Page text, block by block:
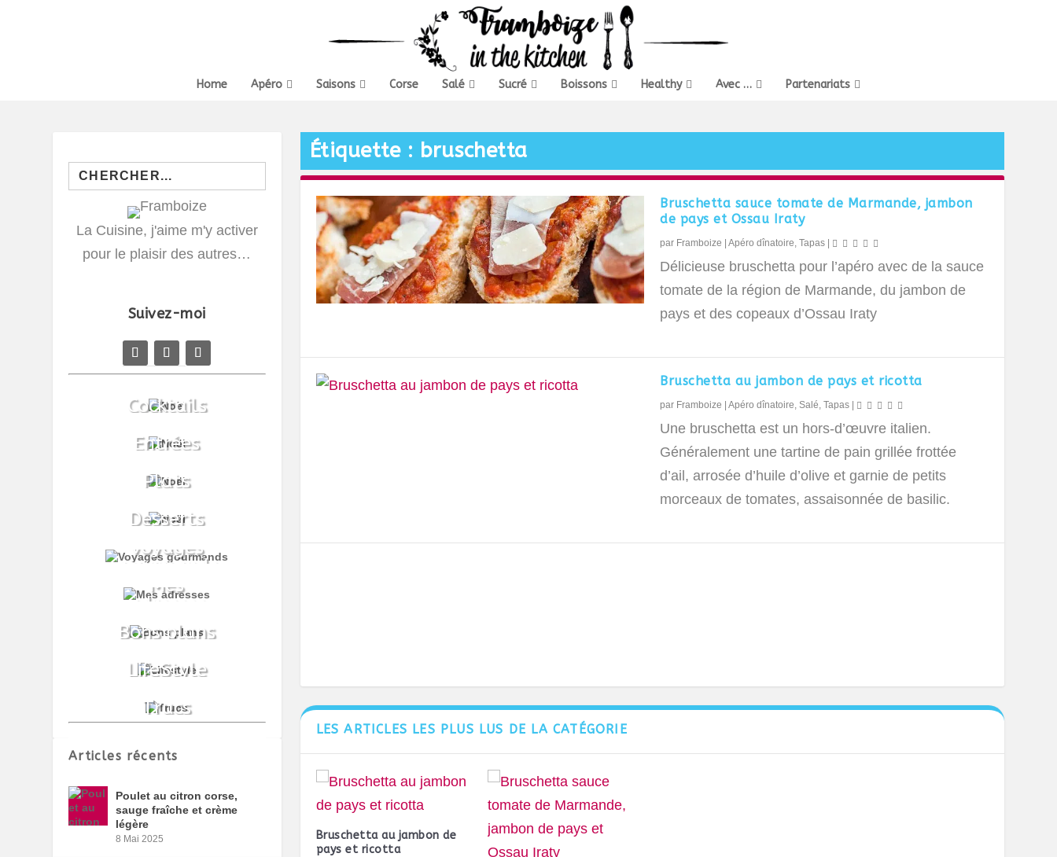
Home Apéro Saisons Corse Salé Sucré Boissons Healthy Avec … Partenariats
Étiquette : bruschetta
Bruschetta sauce tomate de Marmande, jambon
de pays et Ossau Iraty
par Framboize |Apéro dînatoire,Tapas
Délicieuse bruschetta pour l’apéro avec de la sauce
tomate de la région de Marmande, du jambon de
pays et des copeaux d’Ossau Iraty
Bruschetta au jambon de pays et ricotta
par Framboize |Apéro dînatoire,Salé,Tapas
Une bruschetta est un hors-d’œuvre italien.
Généralement une tartine de pain grillée frottée
d’ail, arrosée d’huile d’olive et garnie de petits
morceaux de tomates, assaisonnée de basilic.
LES ARTICLES LES PLUS LUS DE LA CATÉGORIE
Bruschetta au jambon de
pays et ricotta
Search
for:
La Cuisine, j'aime m'y activer
pour le plaisir des autres…
Suivez-moi
Articles récents
Poulet au citron corse,
sauge fraîche et crème
légère
8 Mai 2025